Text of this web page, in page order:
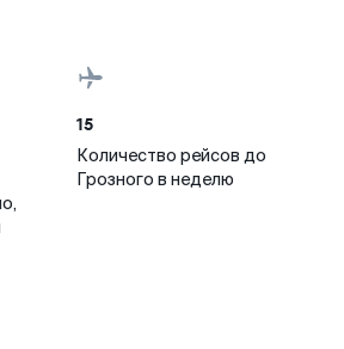
15
Количество рейсов до
Грозного в неделю